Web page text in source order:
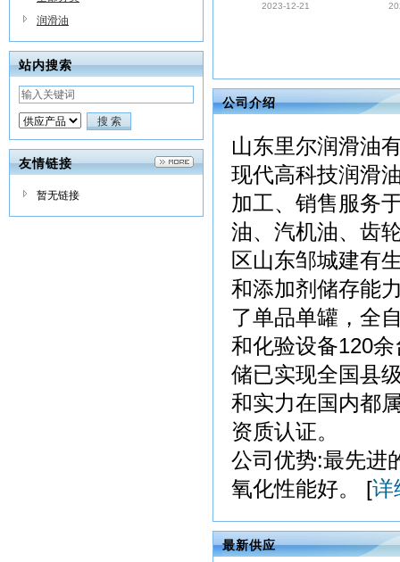
润滑油
站内搜索
友情链接
暂无链接
是一款PAO+酯类全
2023-12-21
是一
里尔环动SP 5W-40
是一款PAO全合成
发动机油
2023-12-21
公司介绍
山东里尔润滑油
现代高科技润滑
加工、销售服务
油、汽机油、齿
区山东邹城建有
和添加剂储存能
了单品单罐，全
和化验设备120
储已实现全国县
和实力在国内都
资质认证。
公司优势:最先进
氧化性能好。 [详
最新供应